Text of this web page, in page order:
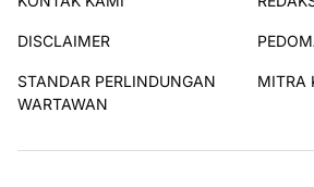
DISCLAIMER
STANDAR PERLINDUNGAN
WARTAWAN
MITRA